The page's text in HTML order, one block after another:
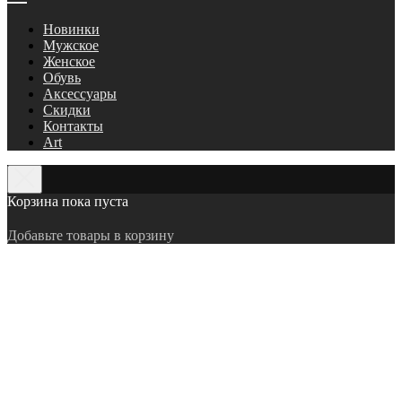
Новинки
Мужское
Женское
Обувь
Аксессуары
Скидки
Контакты
Art
Корзина пока пуста
Добавьте товары в корзину